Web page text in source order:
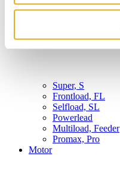
Super, S
Frontload, FL
Selfload, SL
Powerlead
Multiload, Feeder
Promax, Pro
Motor